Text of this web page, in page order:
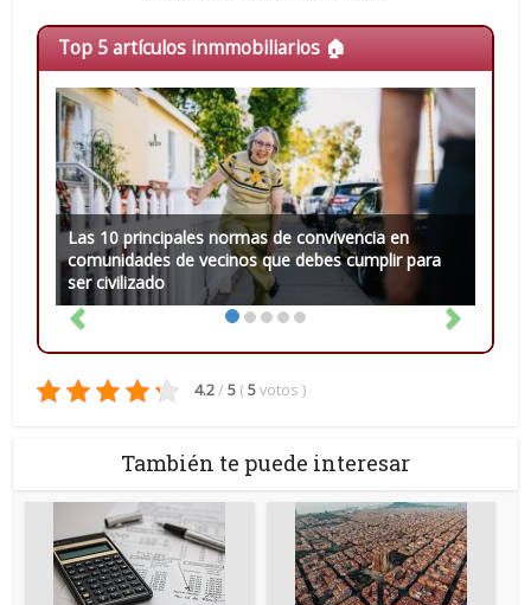
Top 5 artículos inmmobiliarios 🏠
Las 10 principales normas de convivencia en
comunidades de vecinos que debes cumplir para
ser civilizado
4.2/ 5 (5votos )
También te puede interesar